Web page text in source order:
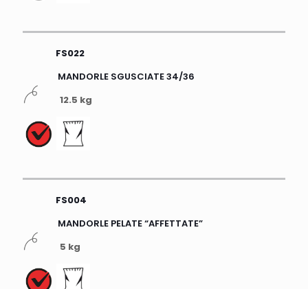
FS022
MANDORLE SGUSCIATE 34/36
12.5 kg
FS004
MANDORLE PELATE “AFFETTATE”
5 kg